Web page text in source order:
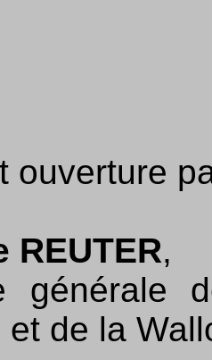
ouverture
REUTER,
générale
et de la